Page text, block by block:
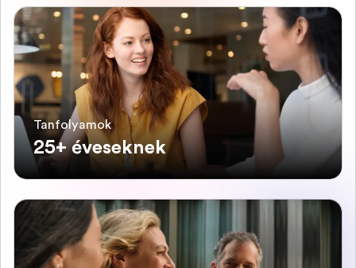
Tanfolyamok
25+ éveseknek